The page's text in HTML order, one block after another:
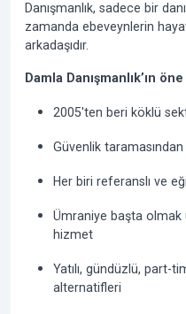
Danışmanlık, sadece bir
zamanda ebeveynlerin
arkadaşıdır.
Damla Danışmanlık’ın
2005'ten beri köklü
Güvenlik
Her biri referanslı ve
Ümraniye başta olmak
hizmet
Yatılı, gündüzlü, part-
alternatifleri